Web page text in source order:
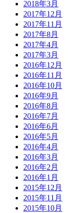
2018年3月
2017年12月
2017年11月
2017年8月
2017年4月
2017年3月
2016年12月
2016年11月
2016年10月
2016年9月
2016年8月
2016年7月
2016年6月
2016年5月
2016年4月
2016年3月
2016年2月
2016年1月
2015年12月
2015年11月
2015年10月